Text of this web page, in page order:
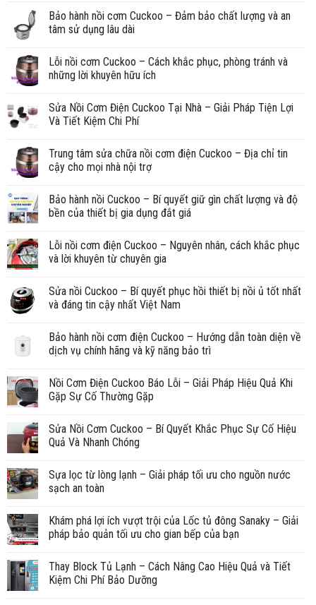
Bảo hành nồi cơm Cuckoo – Đảm bảo chất lượng và an
tâm sử dụng lâu dài
Lỗi nồi cơm Cuckoo – Cách khắc phục, phòng tránh và
những lời khuyên hữu ích
Sửa Nồi Cơm Điện Cuckoo Tại Nhà – Giải Pháp Tiện Lợi
Và Tiết Kiệm Chi Phí
Trung tâm sửa chữa nồi cơm điện Cuckoo – Địa chỉ tin
cậy cho mọi nhà nội trợ
Bảo hành nồi Cuckoo – Bí quyết giữ gìn chất lượng và độ
bền của thiết bị gia dụng đắt giá
Lỗi nồi cơm điện Cuckoo – Nguyên nhân, cách khắc phục
và lời khuyên từ chuyên gia
Sửa nồi Cuckoo – Bí quyết phục hồi thiết bị nồi ủ tốt nhất
và đáng tin cậy nhất Việt Nam
Bảo hành nồi cơm điện Cuckoo – Hướng dẫn toàn diện về
dịch vụ chính hãng và kỹ năng bảo trì
Nồi Cơm Điện Cuckoo Báo Lỗi – Giải Pháp Hiệu Quả Khi
Gặp Sự Cố Thường Gặp
Sửa Nồi Cơm Cuckoo – Bí Quyết Khắc Phục Sự Cố Hiệu
Quả Và Nhanh Chóng
Sựa lọc từ lòng lạnh – Giải pháp tối ưu cho nguồn nước
sạch an toàn
Khám phá lợi ích vượt trội của Lốc tủ đông Sanaky – Giải
pháp bảo quản tối ưu cho gian bếp của bạn
Thay Block Tủ Lạnh – Cách Nâng Cao Hiệu Quả và Tiết
Kiệm Chi Phí Bảo Dưỡng